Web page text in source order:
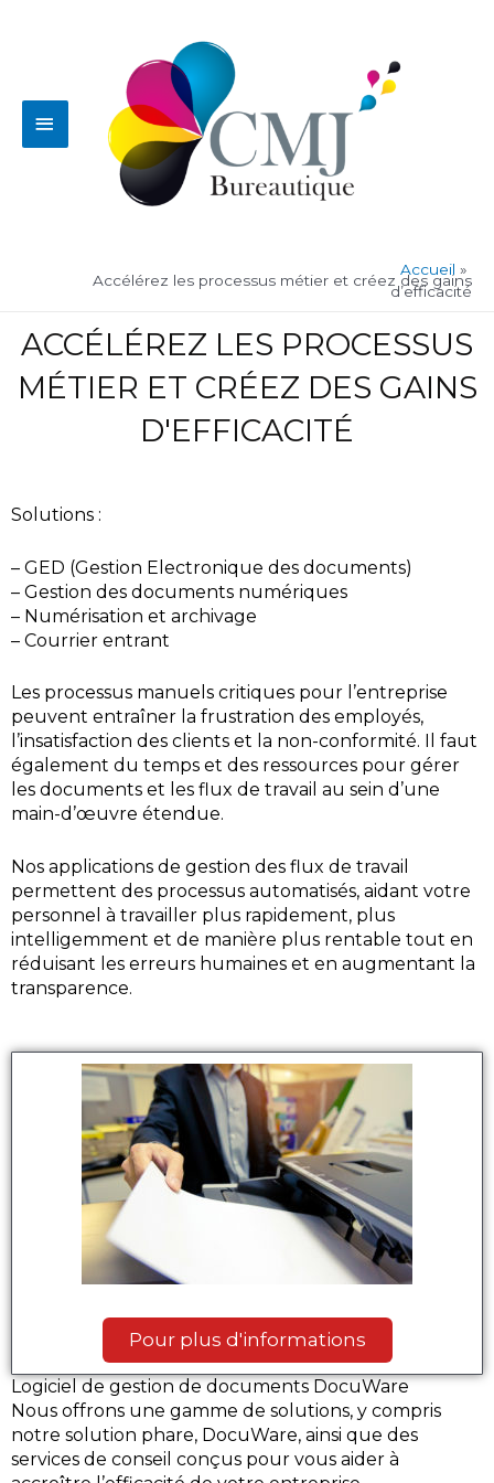
Accueil
Accélérez les processus métier et créez des gains
d’efficacité
ACCÉLÉREZ LES PROCESSUS
MÉTIER ET CRÉEZ DES GAINS
D'EFFICACITÉ
Solutions :
– GED (Gestion Electronique des documents)
– Gestion des documents numériques
– Numérisation et archivage
– Courrier entrant
Les processus manuels critiques pour l’entreprise
peuvent entraîner la frustration des employés,
l’insatisfaction des clients et la non-conformité. Il faut
également du temps et des ressources pour gérer
les documents et les flux de travail au sein d’une
main-d’œuvre étendue.
Nos applications de gestion des flux de travail
permettent des processus automatisés, aidant votre
personnel à travailler plus rapidement, plus
intelligemment et de manière plus rentable tout en
réduisant les erreurs humaines et en augmentant la
transparence.
Pour plus d'informations
Logiciel de gestion de documents DocuWare
Nous offrons une gamme de solutions, y compris
notre solution phare, DocuWare, ainsi que des
services de conseil conçus pour vous aider à